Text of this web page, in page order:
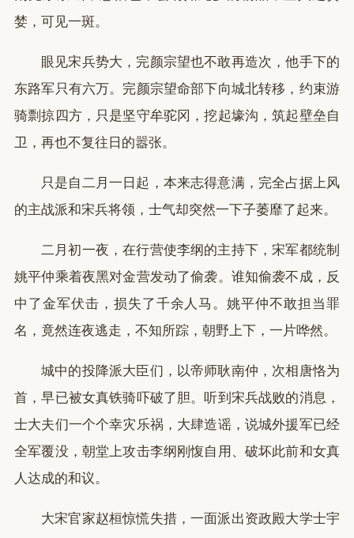
婪，可见一斑。
眼见宋兵势大，完颜宗望也不敢再造次，他手下的
东路军只有六万。完颜宗望命部下向城北转移，约束游
骑剽掠四方，只是坚守牟驼冈，挖起壕沟，筑起壁垒自
卫，再也不复往日的嚣张。
只是自二月一日起，本来志得意满，完全占据上风
的主战派和宋兵将领，士气却突然一下子萎靡了起来。
二月初一夜，在行营使李纲的主持下，宋军都统制
姚平仲乘着夜黑对金营发动了偷袭。谁知偷袭不成，反
中了金军伏击，损失了千余人马。姚平仲不敢担当罪
名，竟然连夜逃走，不知所踪，朝野上下，一片哗然。
城中的投降派大臣们，以帝师耿南仲，次相唐恪为
首，早已被女真铁骑吓破了胆。听到宋兵战败的消息，
士大夫们一个个幸灾乐祸，大肆造谣，说城外援军已经
全军覆没，朝堂上攻击李纲刚愎自用、破坏此前和女真
人达成的和议。
大宋官家赵桓惊慌失措，一面派出资政殿大学士宇